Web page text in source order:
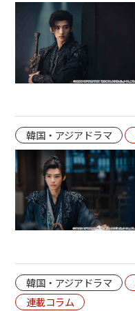
韓国・アジアドラマ
韓国・アジアドラマ
連載コラム